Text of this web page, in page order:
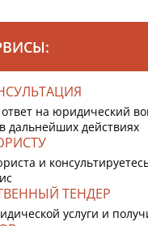
на юридический
дальнейших действиях
и
ТЕНДЕР
услуги и